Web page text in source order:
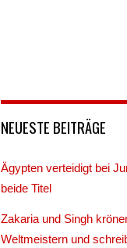
NEUESTE BEITRÄGE
Ägypten verteidigt bei
beide Titel
Zakaria und Singh
Weltmeistern und